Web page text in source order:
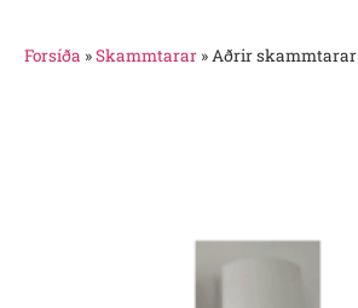
Forsíða »Skammtarar »Aðrir skammtarar